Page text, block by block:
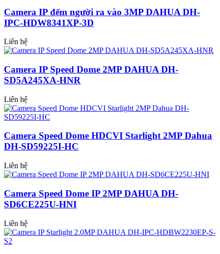
Camera IP đếm người ra vào 3MP DAHUA DH-
IPC-HDW8341XP-3D
Liên hệ
Camera IP Speed Dome 2MP DAHUA DH-
SD5A245XA-HNR
Liên hệ
Camera Speed Dome HDCVI Starlight 2MP Dahua
DH-SD59225I-HC
Liên hệ
Camera Speed Dome IP 2MP DAHUA DH-
SD6CE225U-HNI
Liên hệ